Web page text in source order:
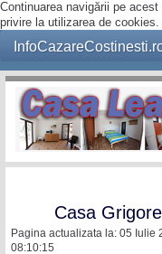
Continuarea navigării pe
privire la utilizarea de cookies.
Casa Grigore
Pagina actualizata la: 05 Iulie
08:10:15